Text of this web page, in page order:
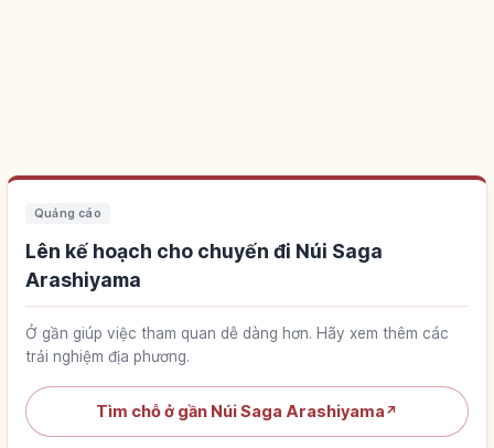
Quảng cáo
Lên kế hoạch cho chuyến đi Núi Saga
Arashiyama
Ở gần giúp việc tham quan dễ dàng hơn. Hãy xem thêm các
trải nghiệm địa phương.
Tìm chỗ ở gần Núi Saga Arashiyama ↗